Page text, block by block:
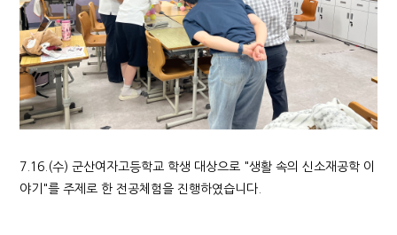
7.16.(수) 군산여자고등학교 학생 대상으로 "생활 속의 신소재공학 이
야기"를 주제로 한 전공체험을 진행하였습니다.